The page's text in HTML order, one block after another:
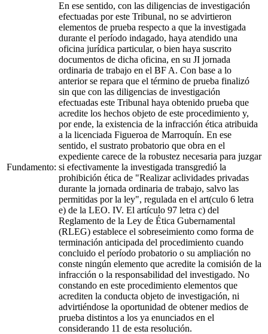
Fundamento:
En ese sentido, con las diligencias de investigación
efectuadas por este Tribunal, no se advirtieron
elementos de prueba respecto a que la investigada
durante el período indagado, haya atendido una
oficina jurídica particular, o bien haya suscrito
documentos de dicha oficina, en su JI jornada
ordinaria de trabajo en el BF A. Con base a lo
anterior se repara que el término de prueba finalizó
sin que con las diligencias de investigación
efectuadas este Tribunal haya obtenido prueba que
acredite los hechos objeto de este procedimiento y,
por ende, la existencia de la infracción ética atribuida
a la licenciada Figueroa de Marroquín. En ese
sentido, el sustrato probatorio que obra en el
expediente carece de la robustez necesaria para juzgar
si efectivamente la investigada transgredió la
prohibición ética de "Realizar aclividades privadas
durante la jornada ordinaria de trabajo, salvo las
permitidas por la ley", regulada en el art(culo 6 letra
e) de la LEO. IV. El artículo 97 letra c) del
Reglamento de la Ley de Ética Gubernamental
(RLEG) establece el sobreseimiento como forma de
terminación anticipada del procedimiento cuando
concluido el período probatorio o su ampliación no
conste ningún elemento que acredite la comisión de la
infracción o la responsabilidad del investigado. No
constando en este procedimiento elementos que
acrediten la conducta objeto de investigación, ni
advirtiéndose la oportunidad de obtener medios de
prueba distintos a los ya enunciados en el
considerando 11 de esta resolución.